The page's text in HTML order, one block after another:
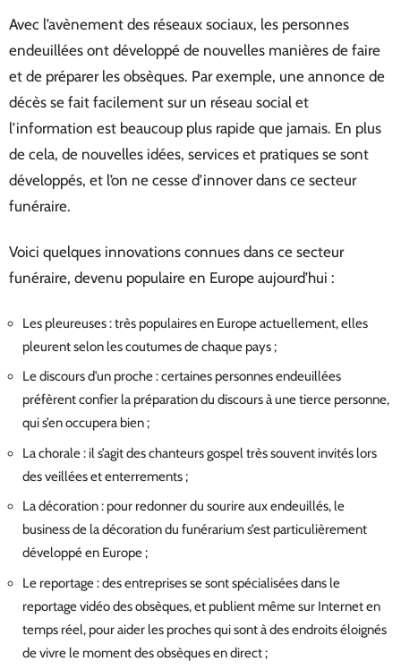
Avec l’avènement des réseaux sociaux, les personnes
endeuillées ont développé de nouvelles manières de faire
et de préparer les obsèques. Par exemple, une annonce de
décès se fait facilement sur un réseau social et
l’information est beaucoup plus rapide que jamais. En plus
de cela, de nouvelles idées, services et pratiques se sont
développés, et l’on ne cesse d’innover dans ce secteur
funéraire.
Voici quelques innovations connues dans ce secteur
funéraire, devenu populaire en Europe aujourd’hui :
Les pleureuses : très populaires en Europe actuellement, elles
pleurent selon les coutumes de chaque pays ;
Le discours d’un proche : certaines personnes endeuillées
préfèrent confier la préparation du discours à une tierce personne,
qui s’en occupera bien ;
La chorale : il s’agit des chanteurs gospel très souvent invités lors
des veillées et enterrements ;
La décoration : pour redonner du sourire aux endeuillés, le
business de la décoration du funérarium s’est particulièrement
développé en Europe ;
Le reportage : des entreprises se sont spécialisées dans le
reportage vidéo des obsèques, et publient même sur Internet en
temps réel, pour aider les proches qui sont à des endroits éloignés
de vivre le moment des obsèques en direct ;